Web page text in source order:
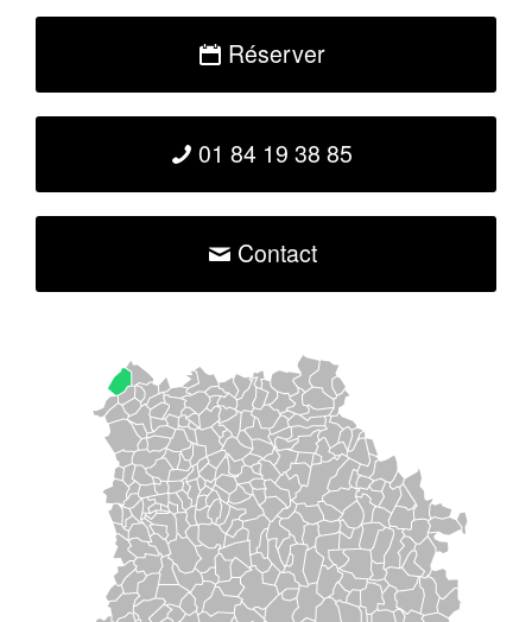
Réserver
01 84 19 38 85
Contact